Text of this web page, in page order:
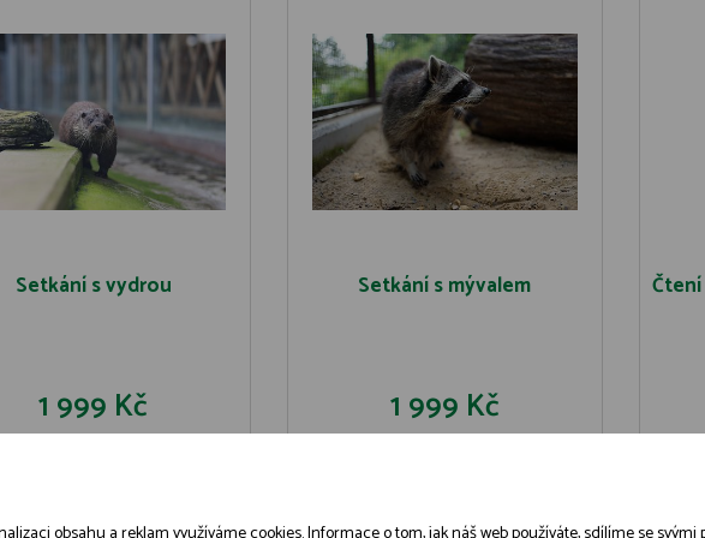
Setkání s vydrou
1 999 Kč
Setkání s mývalem
1 999 Kč